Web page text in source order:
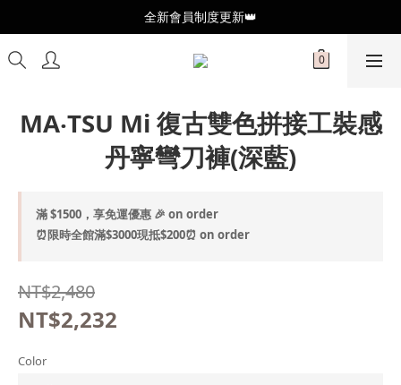
全新會員制度更新👑
全新會員制度更新👑
加入官方LINE🥰最新優惠資訊不錯過
MA‧TSU Mi 復古雙色拼接工裝感
丹寧彎刀褲(深藍)
滿 $1500，享免運優惠 🎉 on order
⏰限時全館滿$3000現抵$200⏰ on order
NT$2,480
NT$2,232
Color